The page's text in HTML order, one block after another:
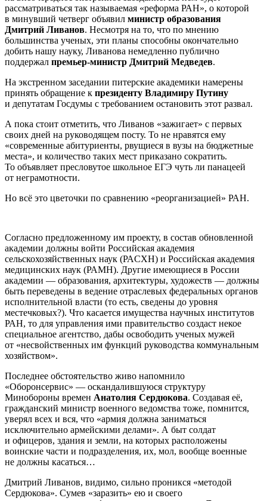
рассматриваться так называемая «реформа РАН», о которой
в минувший четверг объявил министр образования
Дмитрий Ливанов. Несмотря на то, что по мнению
большинства ученых, эти планы способны окончательно
добить нашу науку, Ливанова немедленно публично
поддержал премьер-министр Дмитрий Медведев.
На экстренном заседании питерские академики намерены
принять обращение к президенту Владимиру Путину
и депутатам Госдумы с требованием остановить этот развал.
А пока стоит отметить, что Ливанов «зажигает» с первых
своих дней на руководящем посту. То не нравятся ему
«современные абитуриенты, рвущиеся в вузы на бюджетные
места», и количество таких мест приказано сократить.
То объявляет пресловутое школьное ЕГЭ чуть ли панацеей
от неграмотности.
Но всё это цветочки по сравнению «реорганизацией» РАН.
Согласно предложенному им проекту, в состав обновленной
академии должны войти Российская академия
сельскохозяйственных наук (РАСХН) и Российская академия
медицинских наук (РАМН). Другие имеющиеся в России
академии — образования, архитектуры, художеств — должны
быть переведены в ведение отраслевых федеральных органов
исполнительной власти (то есть, сведены до уровня
местечковых?). Что касается имущества научных институтов
РАН, то для управления ими правительство создаст некое
специальное агентство, дабы освободить ученых мужей
от «несвойственных им функций руководства коммунальным
хозяйством».
Последнее обстоятельство живо напомнило
«Оборонсервис» — оскандалившуюся структуру
Минобороны времен Анатолия Сердюкова. Создавая её,
гражданский министр военного ведомства тоже, помнится,
уверял всех и вся, что «армия должна заниматься
исключительно армейскими делами». А быт солдат
и офицеров, здания и земли, на которых расположены
воинские части и подразделения, их, мол, вообще военные
не должны касаться…
Дмитрий Ливанов, видимо, сильно проникся «методой
Сердюкова». Сумев «заразить» ею и своего